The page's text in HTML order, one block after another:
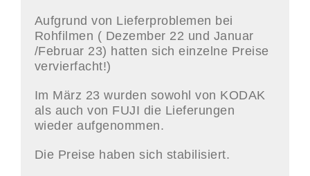
Aufgrund von Lieferproblemen bei
Rohfilmen ( Dezember 22 und Januar
/Februar 23) hatten sich einzelne Preise
vervierfacht!)
Im März 23 wurden sowohl von KODAK
als auch von FUJI die Lieferungen
wieder aufgenommen.
Die Preise haben sich stabilisiert.